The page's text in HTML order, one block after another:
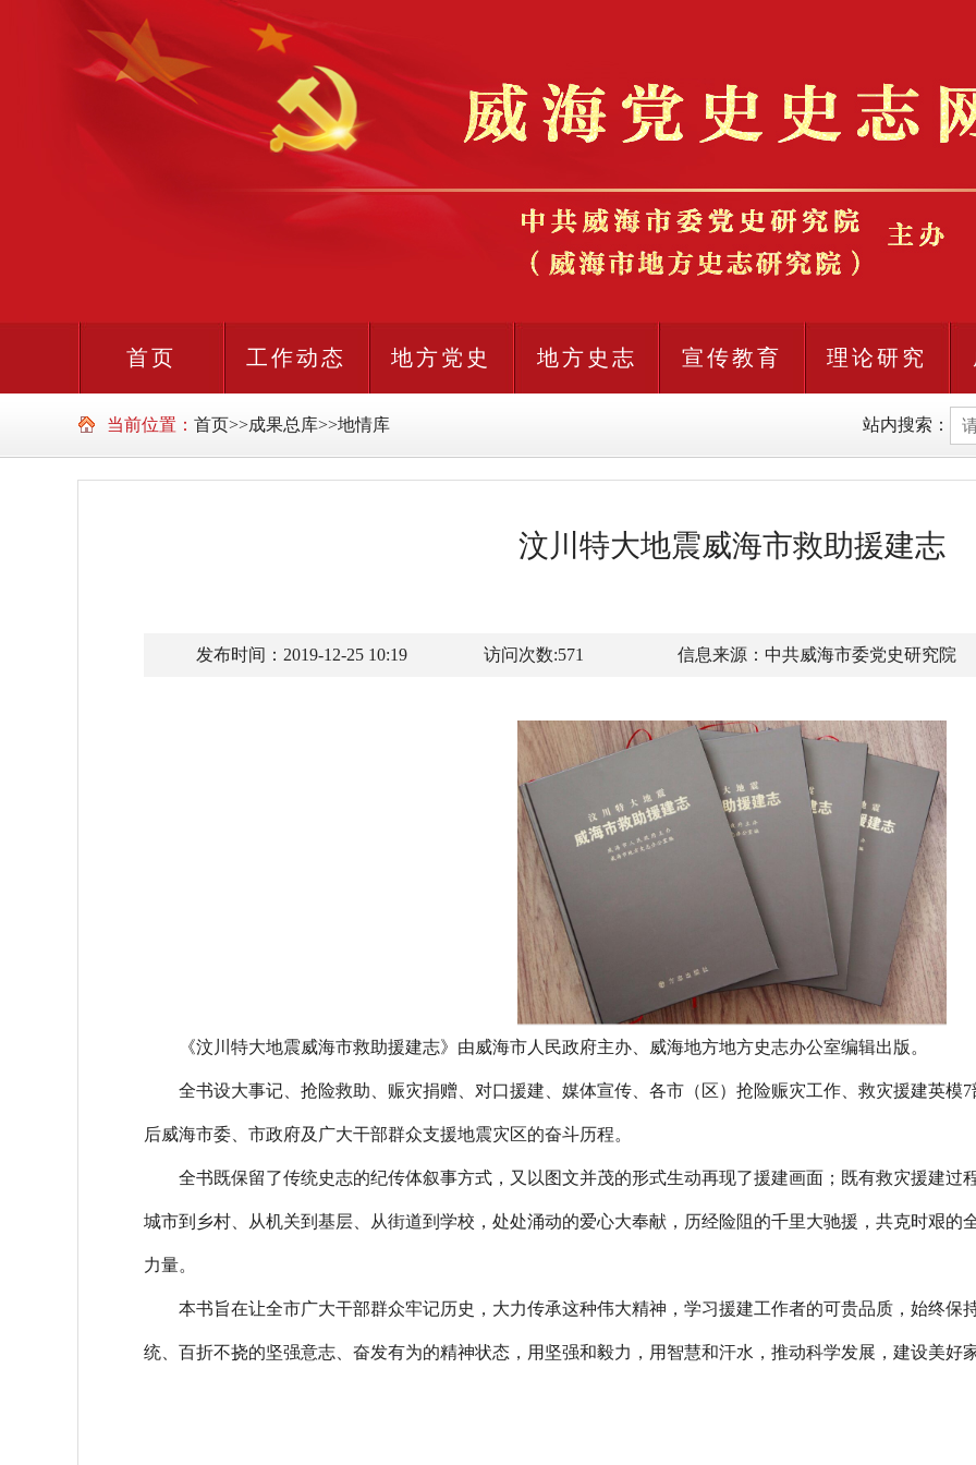
首页 工作动态 地方党史 地方史志 宣传教育 理论研究
当前位置： 首页>>成果总库>>地情库 站内搜索：
汶川特大地震威海市救助援建志
发布时间：2019-12-25 10:19 访问次数:571 信息来源： 中共威海市委党史研究院
《汶川特大地震威海市救助援建志》由威海市人民政府主办、威海地方地方史志办公室编辑出版。
全书设大事记、抢险救助、赈灾捐赠、对口援建、媒体宣传、各市（区）抢险赈灾工作、救灾援建英模7
后威海市委、市政府及广大干部群众支援地震灾区的奋斗历程。
全书既保留了传统史志的纪传体叙事方式，又以图文并茂的形式生动再现了援建画面；既有救灾援建过
城市到乡村、从机关到基层、从街道到学校，处处涌动的爱心大奉献，历经险阻的千里大驰援，共克时艰的
力量。
本书旨在让全市广大干部群众牢记历史，大力传承这种伟大精神，学习援建工作者的可贵品质，始终保
统、百折不挠的坚强意志、奋发有为的精神状态，用坚强和毅力，用智慧和汗水，推动科学发展，建设美好